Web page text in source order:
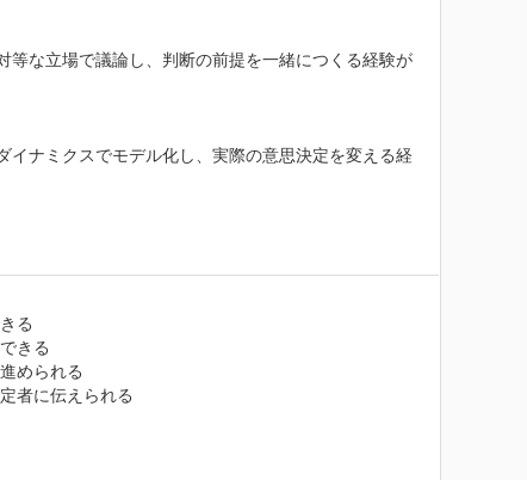
な立場で議論し、判断の前提を一緒につくる経験が
ナミクスでモデル化し、実際の意思決定を変える経
る
きる
められる
者に伝えられる